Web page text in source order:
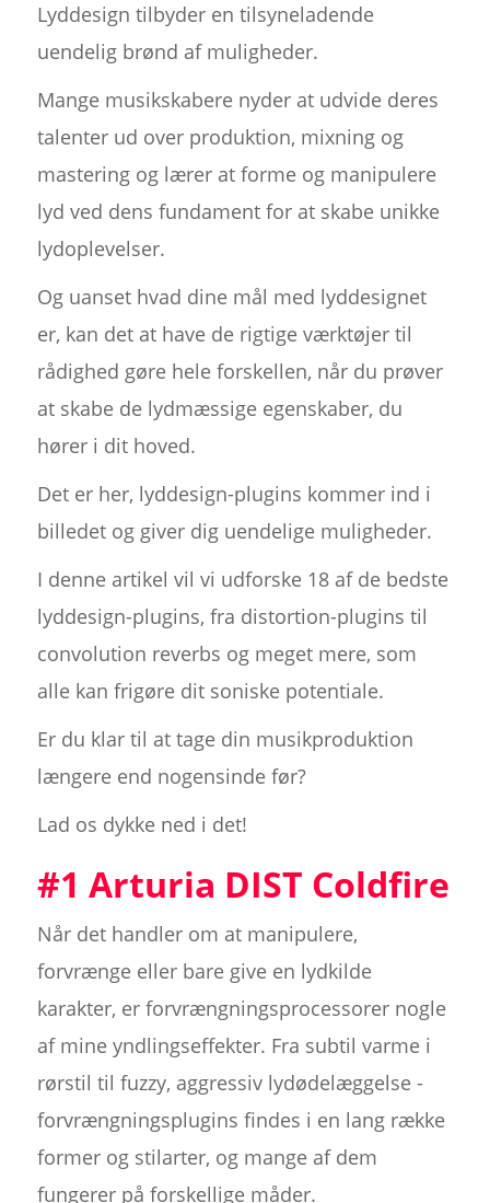
Lyddesign tilbyder en tilsyneladende
uendelig brønd af muligheder.
Mange musikskabere nyder at udvide deres
talenter ud over produktion, mixning og
mastering og lærer at forme og manipulere
lyd ved dens fundament for at skabe unikke
lydoplevelser.
Og uanset hvad dine mål med lyddesignet
er, kan det at have de rigtige værktøjer til
rådighed gøre hele forskellen, når du prøver
at skabe de lydmæssige egenskaber, du
hører i dit hoved.
Det er her, lyddesign-plugins kommer ind i
billedet og giver dig uendelige muligheder.
I denne artikel vil vi udforske 18 af de bedste
lyddesign-plugins, fra distortion-plugins til
convolution reverbs og meget mere, som
alle kan frigøre dit soniske potentiale.
Er du klar til at tage din musikproduktion
længere end nogensinde før?
Lad os dykke ned i det!
#1 Arturia DIST Coldfire
Når det handler om at manipulere,
forvrænge eller bare give en lydkilde
karakter, er forvrængningsprocessorer nogle
af mine yndlingseffekter. Fra subtil varme i
rørstil til fuzzy, aggressiv lydødelæggelse -
forvrængningsplugins findes i en lang række
former og stilarter, og mange af dem
fungerer på forskellige måder.